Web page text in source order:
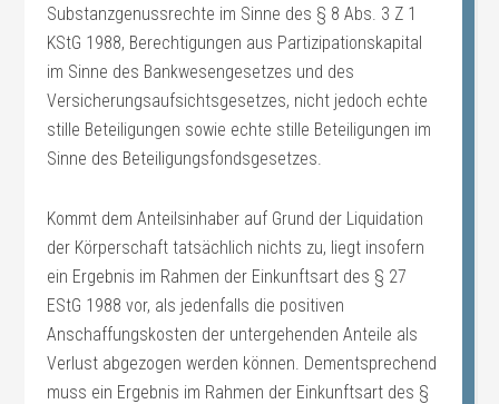
Substanzgenussrechte im Sinne des § 8 Abs. 3 Z 1
KStG 1988, Berechtigungen aus Partizipationskapital
im Sinne des Bankwesengesetzes und des
Versicherungsaufsichtsgesetzes, nicht jedoch echte
stille Beteiligungen sowie echte stille Beteiligungen im
Sinne des Beteiligungsfondsgesetzes.
Kommt dem Anteilsinhaber auf Grund der Liquidation
der Körperschaft tatsächlich nichts zu, liegt insofern
ein Ergebnis im Rahmen der Einkunftsart des § 27
EStG 1988 vor, als jedenfalls die positiven
Anschaffungskosten der untergehenden Anteile als
Verlust abgezogen werden können. Dementsprechend
muss ein Ergebnis im Rahmen der Einkunftsart des §